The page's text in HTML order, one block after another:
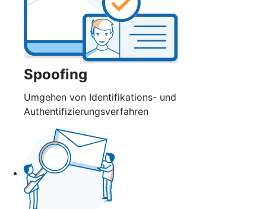
Spoofing
Umgehen von Identifikations- und
Authentifizierungsverfahren